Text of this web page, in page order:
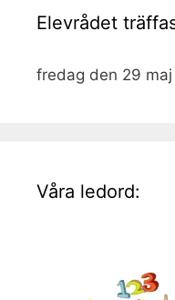
Elevrådet
fredag den 29
Våra ledord: